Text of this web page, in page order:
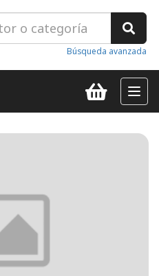
Búsqueda avanzada